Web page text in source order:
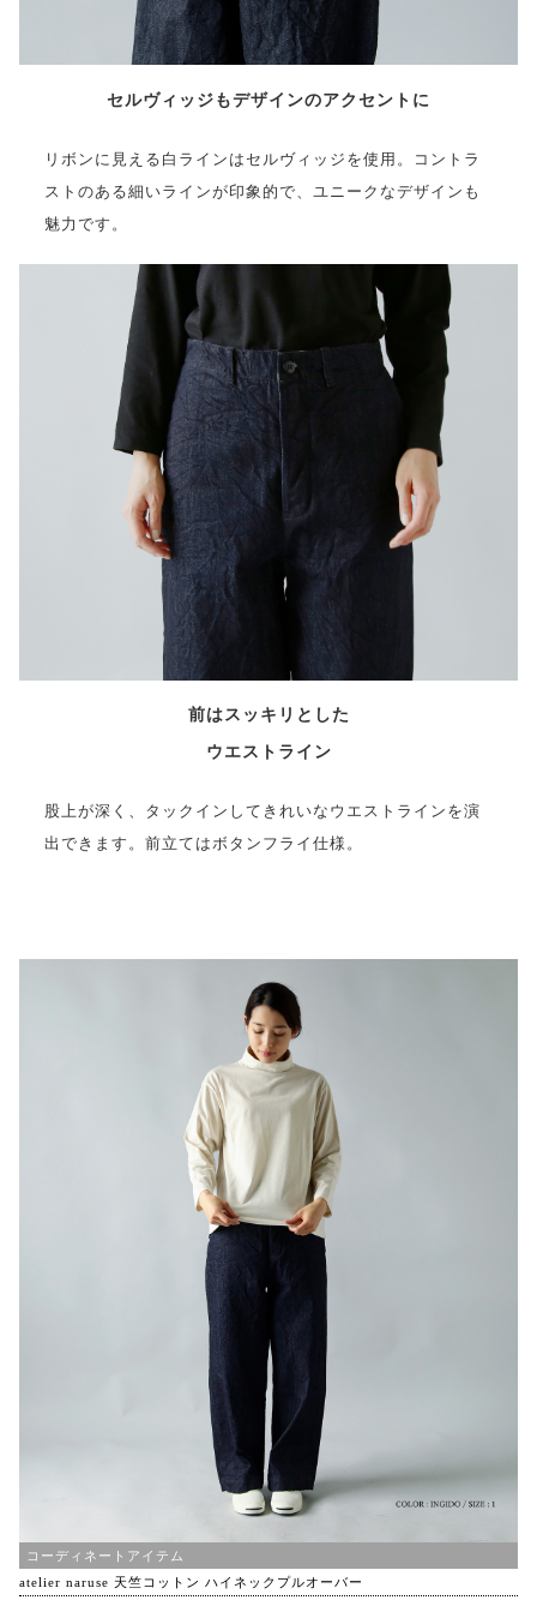
セルヴィッジもデザインのアクセントに
リボンに見える白ラインはセルヴィッジを使用。コントラ
ストのある細いラインが印象的で、ユニークなデザインも
魅力です。
前はスッキリとした
ウエストライン
股上が深く、タックインしてきれいなウエストラインを演
出できます。前立てはボタンフライ仕様。
コーディネートアイテム
atelier naruse 天竺コットン ハイネックプルオーバー